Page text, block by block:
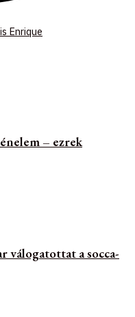
Enrique
– ezrek
válogatottat a socca-